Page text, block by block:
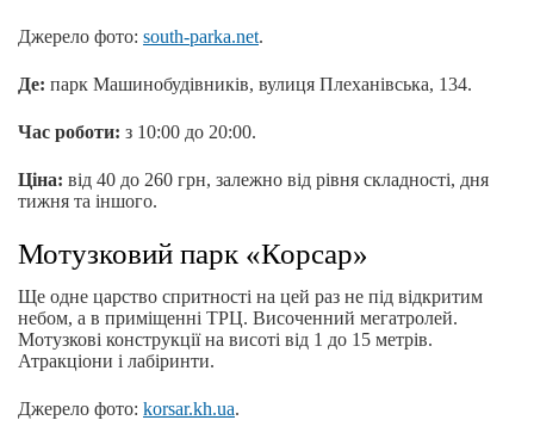
Джерело фото: south-parka.net.
Де: парк Машинобудівників, вулиця Плеханівська, 134.
Час роботи: з 10:00 до 20:00.
Ціна: від 40 до 260 грн, залежно від рівня складності, дня
тижня та іншого.
Мотузковий парк «Корсар»
Ще одне царство спритності на цей раз не під відкритим
небом, а в приміщенні ТРЦ. Височенний мегатролей.
Мотузкові конструкції на висоті від 1 до 15 метрів.
Атракціони і лабіринти.
Джерело фото: korsar.kh.ua.